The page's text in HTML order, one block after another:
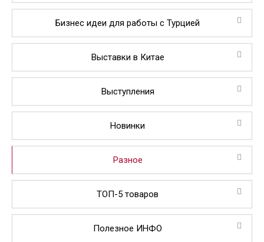
Бизнес идеи для работы с Турцией
Выставки в Китае
Выступления
Новинки
Разное
ТОП-5 товаров
Полезное ИНФО